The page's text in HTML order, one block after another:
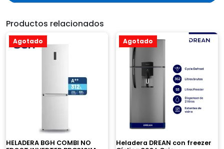
Productos relacionados
Agotado
HELADERA BGH COMBI NO
Agotado
Heladera DREAN con freezer